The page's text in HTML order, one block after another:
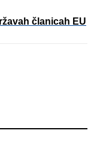
članicah EU